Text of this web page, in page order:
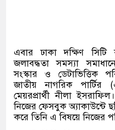
এবার ঢাকা দক্ষিণ সিটি
জলাবদ্ধতা সমস্যা
সংস্কার ও ডেটাভিত্তিক
জাতীয় নাগরিক পার্টির (
মেয়রপ্রার্থী নীলা
নিজের ফেসবুক অ্যাকাউন্টে
করে তিনি এ বিষয়ে নিজের